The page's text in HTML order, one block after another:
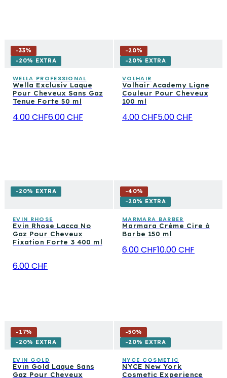
-33%
-20% EXTRA
WELLA PROFESSIONAL
Wella Exclusiv Laque
Pour Cheveux Sans Gaz
Tenue Forte 50 ml
4.00 CHF6.00 CHF
-20%
-20% EXTRA
VOLHAIR
Volhair Academy Ligne
Couleur Pour Cheveux
100 ml
4.00 CHF5.00 CHF
-20% EXTRA
EVIN RHOSE
Evin Rhose Lacca No
Gaz Pour Cheveux
Fixation Forte 3 400 ml
6.00 CHF
-40%
-20% EXTRA
MARMARA BARBER
Marmara Crème Cire à
Barbe 150 ml
6.00 CHF10.00 CHF
-17%
-20% EXTRA
EVIN GOLD
Evin Gold Laque Sans
Gaz Pour Cheveux
-50%
-20% EXTRA
NYCE COSMETIC
NYCE New York
Cosmetic Experience